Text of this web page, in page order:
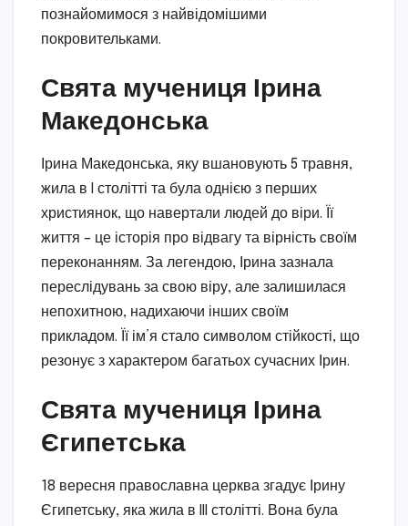
познайомимося з найвідомішими
покровительками.
Свята мучениця Ірина
Македонська
Ірина Македонська, яку вшановують 5 травня,
жила в I столітті та була однією з перших
християнок, що навертали людей до віри. Її
життя – це історія про відвагу та вірність своїм
переконанням. За легендою, Ірина зазнала
переслідувань за свою віру, але залишилася
непохитною, надихаючи інших своїм
прикладом. Її ім’я стало символом стійкості, що
резонує з характером багатьох сучасних Ірин.
Свята мучениця Ірина
Єгипетська
18 вересня православна церква згадує Ірину
Єгипетську, яка жила в III столітті. Вона була